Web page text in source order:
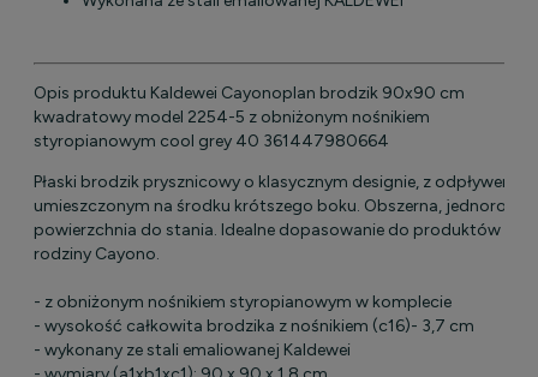
Opis produktu Kaldewei Cayonoplan brodzik 90x90 cm
kwadratowy model 2254-5 z obniżonym nośnikiem
styropianowym cool grey 40 361447980664
Płaski brodzik prysznicowy o klasycznym designie, z odpływem
umieszczonym na środku krótszego boku. Obszerna, jednorodna
powierzchnia do stania. Idealne dopasowanie do produktów z
rodziny Cayono.
- z obniżonym nośnikiem styropianowym w komplecie
- wysokość całkowita brodzika z nośnikiem (c16)- 3,7 cm
- wykonany ze stali emaliowanej Kaldewei